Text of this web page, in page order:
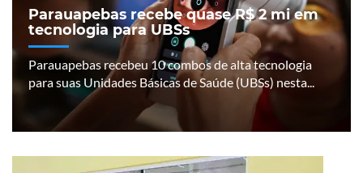
Parauapebas recebe quase R$ 2 mi em
tecnologia para UBSs
Parauapebas recebeu 10 combos de alta tecnologia
para suas Unidades Básicas de Saúde (UBSs) nesta...